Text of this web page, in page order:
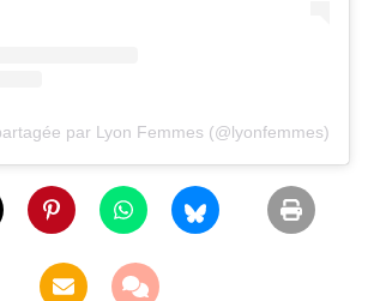
par Lyon Femmes (@lyonfemmes)